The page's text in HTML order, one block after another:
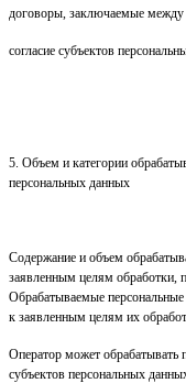
договоры, заключаемые между
согласие субъектов
5. Объем и категории
персональных данных
Содержание и объем
заявленным целям обработки,
Обрабатываемые
к заявленным целям их
Оператор может обрабатывать
субъектов персональных